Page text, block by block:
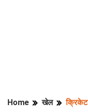
Home खेल क्रिकेट